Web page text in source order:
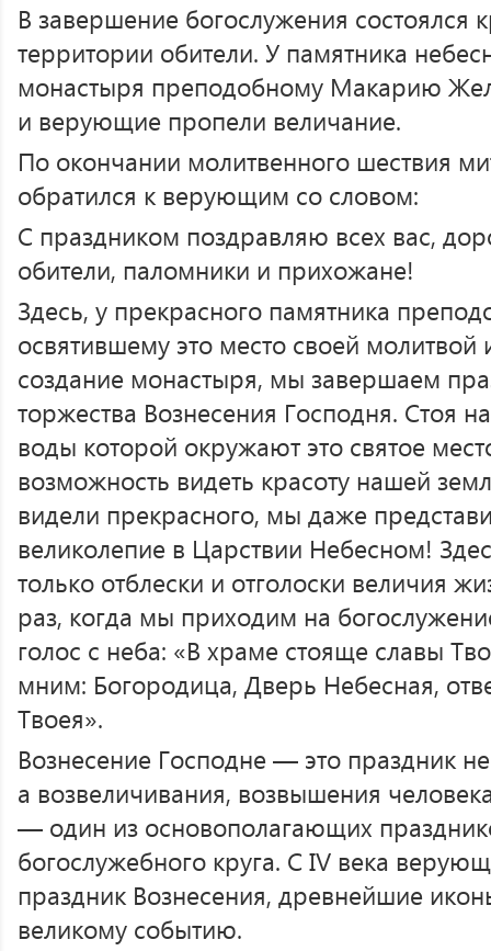
В завершение богослужения состоялся
территории обители. У памятника
монастыря преподобному Макарию
и верующие пропели величание.
По окончании молитвенного шествия
обратился к верующим со словом:
С праздником поздравляю всех вас,
обители, паломники и прихожане!
Здесь, у прекрасного памятника
освятившему это место своей
создание монастыря, мы завершаем
торжества Вознесения Господня. Стоя
воды которой окружают это святое
возможность видеть красоту нашей
видели прекрасного, мы даже
великолепие в Царствии Небесном!
только отблески и отголоски величия
раз, когда мы приходим на
голос с неба: «В храме стояще славы
мним: Богородица, Дверь Небесная,
Твоея».
Вознесение Господне — это праздник
а возвеличивания, возвышения
— один из основополагающих
богослужебного круга. С IV века
праздник Вознесения, древнейшие
великому событию.